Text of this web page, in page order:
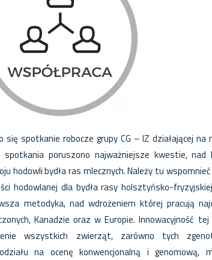
się spotkanie robocze grupy CG – IZ działającej na
spotkania poruszono najważniejsze kwestie,
hodowli bydła ras mlecznych. Należy tu
hodowlanej dla bydła rasy holsztyńsko-
metodyka, nad wdrożeniem której pracują
Kanadzie oraz w Europie. Innowacyjność
wszystkich zwierząt, zarówno tych
na ocenę konwencjonalną i genomową,